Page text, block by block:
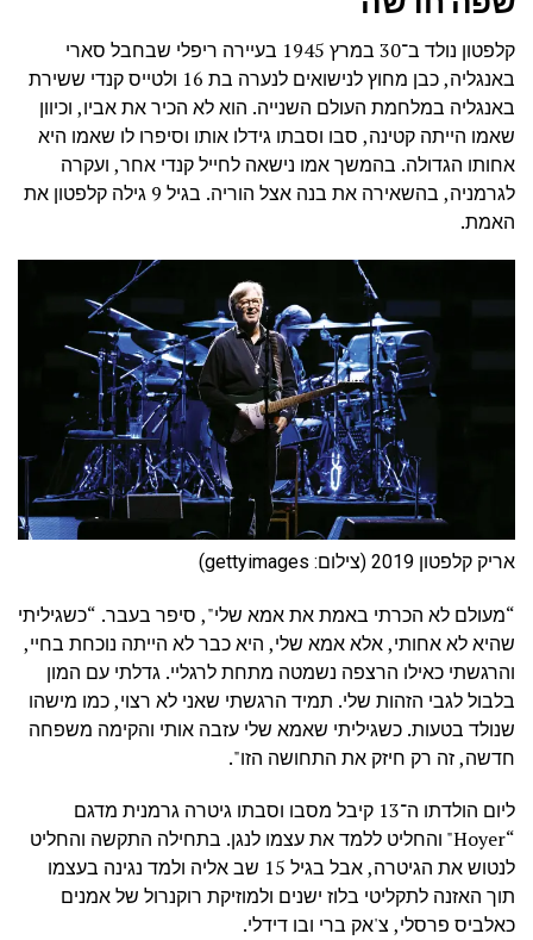
קלפטון נולד ב־30 במרץ 1945 בעיירה ריפלי שבחבל סארי
באנגליה, כבן מחוץ לנישואים לנערה בת 16 ולטייס קנדי ששירת
באנגליה במלחמת העולם השנייה. הוא לא הכיר את אביו, וכיוון
שאמו הייתה קטינה, סבו וסבתו גידלו אותו וסיפרו לו שאמו היא
אחותו הגדולה. בהמשך אמו נישאה לחייל קנדי אחר, ועקרה
לגרמניה, בהשאירה את בנה אצל הוריה. בגיל 9 גילה קלפטון את
האמת.
אריק קלפטון 2019 (צילום: gettyimages)
“מעולם לא הכרתי באמת את אמא שלי", סיפר בעבר. “כשגיליתי
שהיא לא אחותי, אלא אמא שלי, היא כבר לא הייתה נוכחת בחיי,
והרגשתי כאילו הרצפה נשמטה מתחת לרגליי. גדלתי עם המון
בלבול לגבי הזהות שלי. תמיד הרגשתי שאני לא רצוי, כמו מישהו
שנולד בטעות. כשגיליתי שאמא שלי עזבה אותי והקימה משפחה
חדשה, זה רק חיזק את התחושה הזו".
ליום הולדתו ה־13 קיבל מסבו וסבתו גיטרה גרמנית מדגם
“Hoyer" והחליט ללמד את עצמו לנגן. בתחילה התקשה והחליט
לנטוש את הגיטרה, אבל בגיל 15 שב אליה ולמד נגינה בעצמו
תוך האזנה לתקליטי בלוז ישנים ולמוזיקת רוקנרול של אמנים
כאלביס פרסלי, צ'אק ברי ובו דידלי.